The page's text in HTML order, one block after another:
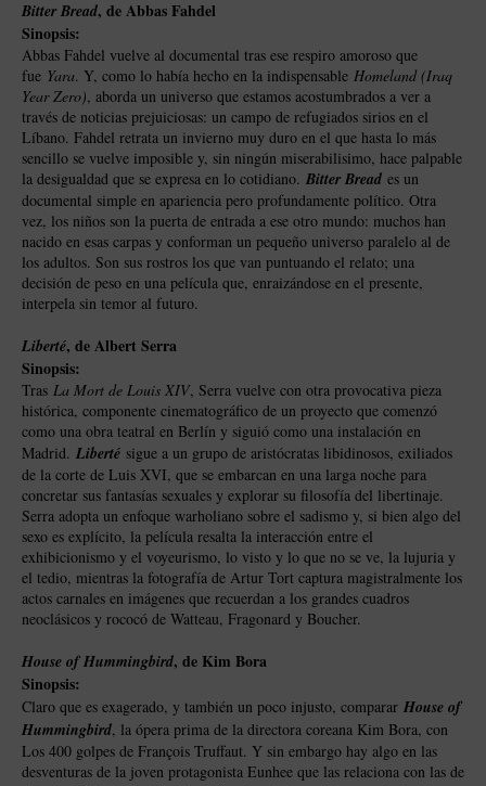
Bitter Bread, de Abbas Fahdel
Sinopsis:
Abbas Fahdel vuelve al documental tras ese respiro amoroso que
fue Yara. Y, como lo había hecho en la indispensable Homeland (Iraq
Year Zero), aborda un universo que estamos acostumbrados a ver a
través de noticias prejuiciosas: un campo de refugiados sirios en el
Líbano. Fahdel retrata un invierno muy duro en el que hasta lo más
sencillo se vuelve imposible y, sin ningún miserabilisimo, hace palpable
la desigualdad que se expresa en lo cotidiano. Bitter Bread es un
documental simple en apariencia pero profundamente político. Otra
vez, los niños son la puerta de entrada a ese otro mundo: muchos han
nacido en esas carpas y conforman un pequeño universo paralelo al de
los adultos. Son sus rostros los que van puntuando el relato; una
decisión de peso en una película que, enraizándose en el presente,
interpela sin temor al futuro.
Liberté, de Albert Serra
Sinopsis:
Tras La Mort de Louis XIV, Serra vuelve con otra provocativa pieza
histórica, componente cinematográfico de un proyecto que comenzó
como una obra teatral en Berlín y siguió como una instalación en
Madrid. Liberté sigue a un grupo de aristócratas libidinosos, exiliados
de la corte de Luis XVI, que se embarcan en una larga noche para
concretar sus fantasías sexuales y explorar su filosofía del libertinaje.
Serra adopta un enfoque warholiano sobre el sadismo y, si bien algo del
sexo es explícito, la película resalta la interacción entre el
exhibicionismo y el voyeurismo, lo visto y lo que no se ve, la lujuria y
el tedio, mientras la fotografía de Artur Tort captura magistralmente los
actos carnales en imágenes que recuerdan a los grandes cuadros
neoclásicos y rococó de Watteau, Fragonard y Boucher.
House of Hummingbird, de Kim Bora
Sinopsis:
Claro que es exagerado, y también un poco injusto, comparar House of
Hummingbird, la ópera prima de la directora coreana Kim Bora, con
Los 400 golpes de François Truffaut. Y sin embargo hay algo en las
desventuras de la joven protagonista Eunhee que las relaciona con las de